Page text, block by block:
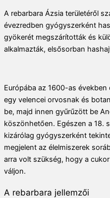
A rebarbara Ázsia területéről
évezredben gyógyszerként
gyökerét megszárították és
alkalmazták, elsősorban
Európába az 1600-as
egy velencei orvosnak és
be, majd innen gyűrűzött be
köszönhetően. Egészen a 18.
kizárólag gyógyszerként
megjelent az élelmiszerek
arra volt szükség, hogy a
váljon.
A rebarbara jellemzői